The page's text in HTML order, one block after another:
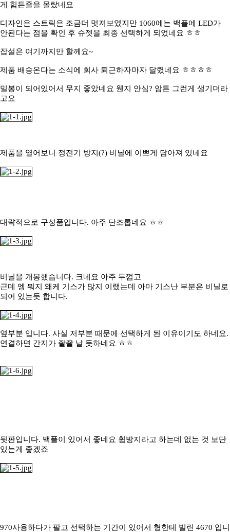
게 힘든줄을 몰랐네요
디자인은 스트릭은 조금더 멋져보였지만 1060에는 백플에 LED가
안된다는 점을 확인 후 슈젯을 최종 선택하게 되었네요 ㅎㅎ
잡설은 여기까지만 할께요~
제품 배송온다는 소식에 회사 퇴근하자마자 달렸네요 ㅎㅎㅎㅎ
밀봉이 되어있어서 무지 좋았네요 웬지 안심? 암튼 그런게 생기더라
고요
제품을 열어보니 정전기 방지(?) 비닐에 이쁘게 담아져 있네요
대략적으로 구성품입니다. 아주 단조롭네요 ㅎㅎ
비닐을 개봉했습니다. 크네요 아주 두껍고
근데 엥 뭐지 왜케 기스가 많지 이랬는데 아마 기스난 부분은 비닐로
되어 있는듯 합니다.
옆부분 입니다. 사실 저부분 때문에 선택하게 된 이유이기도 하네요.
연결하면 간지가 좔좔 날 듯하네요 ㅎㅎ
뒷판입니다. 백플이 있어서 좋네요 휨방지라고 하는데 없는 것 보단
있는게 좋겠죠
970사용하다가 팔고 선택하는 기간이 있어서 형한테 빌린 4670 입니